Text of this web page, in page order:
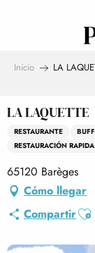
Inicio LA
LA LAQUETTE
RESTAURANTE
RESTAURACIÓN
65120 Barèges
Cómo llegar
Compartir